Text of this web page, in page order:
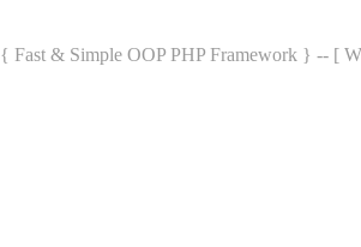
{ Fast & Simple OOP PHP Framework } -- [